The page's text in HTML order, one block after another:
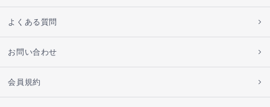
よくある質問
お問い合わせ
会員規約